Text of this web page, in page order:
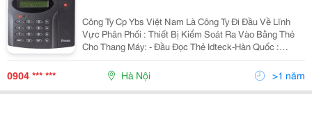
Công Ty Cp Ybs Việt Nam Là Công Ty Đi Đầu Về Lĩnh
Vực Phân Phối : Thiết Bị Kiểm Soát Ra Vào Bằng Thẻ
Cho Thang Máy: - Đầu Đọc Thẻ Idteck-Hàn Quốc :
Ip100R, Ip505R, Ip10&Hellip; - Bo Mạch Elevator 384,
0904 *** *** Hà Nội >1 năm